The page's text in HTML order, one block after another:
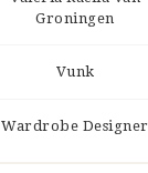
Groningen
Vunk
Wardrobe Designer